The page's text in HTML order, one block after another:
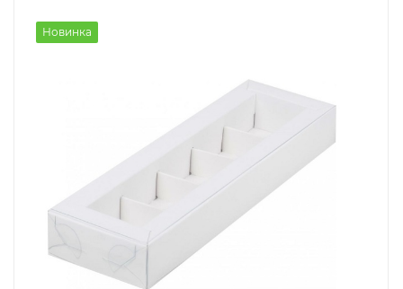
Новинка